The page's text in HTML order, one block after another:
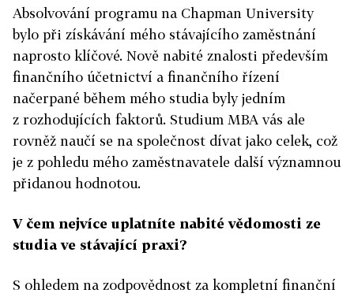
Absolvování programu na Chapman University
bylo při získávání mého stávajícího zaměstnání
naprosto klíčové. Nově nabité znalosti především
finančního účetnictví a finančního řízení
načerpané během mého studia byly jedním
z rozhodujících faktorů. Studium MBA vás ale
rovněž naučí se na společnost dívat jako celek, což
je z pohledu mého zaměstnavatele další významnou
přidanou hodnotou.
V čem nejvíce uplatníte nabité vědomosti ze
studia ve stávající praxi?
S ohledem na zodpovědnost za kompletní finanční